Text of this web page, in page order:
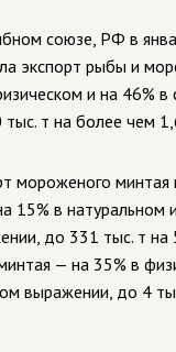
союзе, РФ в
экспорт рыбы и
и на 46% в
т на более чем
мороженого минтая
15% в натуральном
до 331 тыс. т на
— на 35% в
выражении, до 4